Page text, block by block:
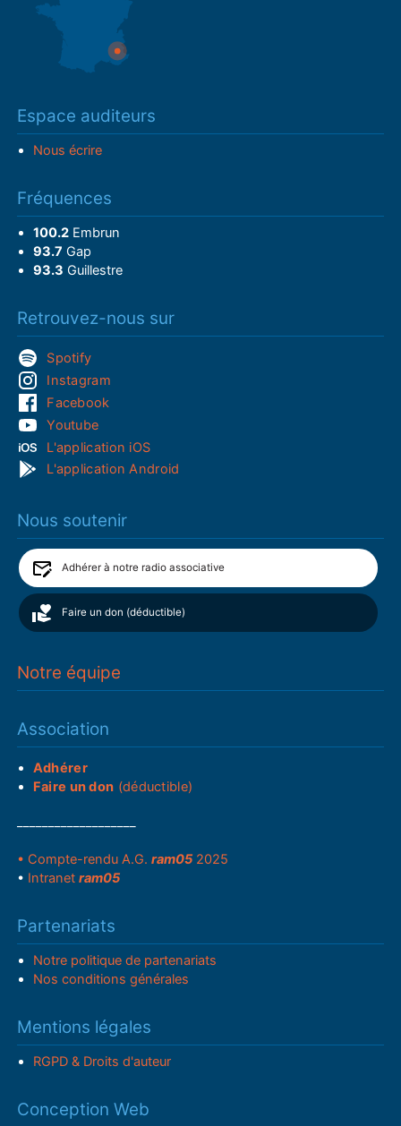
Espace auditeurs
Nous écrire
Fréquences
100.2Embrun
93.7 Gap
93.3 Guillestre
Retrouvez-nous sur
Spotify
Instagram
Facebook
Youtube
L'application iOS
L'application Android
Nous soutenir
Adhérer à notre radio associative
Faire un don (déductible)
Notre équipe
Association
Adhérer
Faire un don (déductible)
• Compte-rendu A.G.ram05 2025
• Intranetram05
Partenariats
Notre politique de partenariats
Nos conditions générales
Mentions légales
RGPD & Droits d'auteur
Conception Web